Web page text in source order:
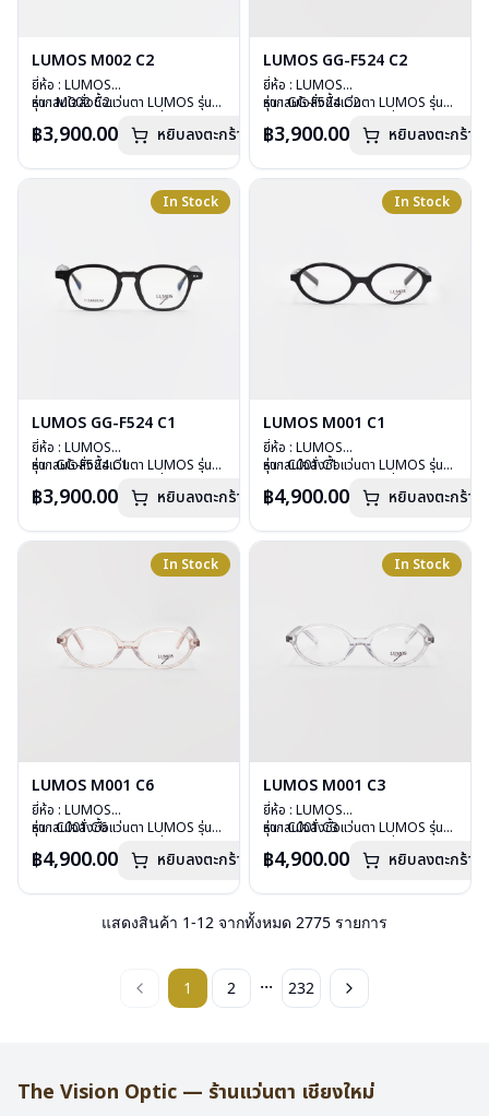
LUMOS M002 C2
ยี่ห้อ : LUMOS
รุ่น : M002 C2
เลนส์ : Demo Lens
น้ำหนัก : 20 กรัม
อุปกรณ์ : กล่องแว่น , ผ้าเช็ดแว่น
หากสนใจสั่งชื้อแว่นตา LUMOS รุ่น
กรุณาติดต่อเราคลิก
฿3,900.00 หยิบลงตะกร้า
LUMOS GG-F524 C2
ยี่ห้อ : LUMOS
รุ่น : GG-F524 C2
เลนส์ : Demo Lens
น้ำหนัก : 29 กรัม
อุปกรณ์ : กล่องแว่น , ผ้าเช็ดแว่น
หากสนใจสั่งชื้อแว่นตา LUMOS รุ่น
กรุณาติดต่อเราคลิก
฿3,900.00 หยิบลงตะกร้า
In Stock
LUMOS GG-F524 C1
ยี่ห้อ : LUMOS
รุ่น : GG-F524 C1
เลนส์ : Demo Lens
น้ำหนัก : 29 กรัม
อุปกรณ์ : กล่องแว่น , ผ้าเช็ดแว่น
หากสนใจสั่งชื้อแว่นตา LUMOS รุ่น
กรุณาติดต่อเราคลิก
฿3,900.00 หยิบลงตะกร้า
In Stock
LUMOS M001 C1
ยี่ห้อ : LUMOS
รุ่น : C001 C1
เลนส์ : Demo Lens
น้ำหนัก : 26 กรัม
อุปกรณ์ : กล่องแว่น , ผ้าเช็ดแว่น
หากสนใจสั่งชื้อแว่นตา LUMOS รุ่น
กรุณาติดต่อเราคลิก
฿4,900.00 หยิบลงตะกร้า
In Stock
LUMOS M001 C6
ยี่ห้อ : LUMOS
รุ่น : C001 C6
เลนส์ : Demo Lens
น้ำหนัก : 26 กรัม
อุปกรณ์ : กล่องแว่น , ผ้าเช็ดแว่น
การรับประกัน : 2 ปี
หากสนใจสั่งชื้อแว่นตา LUMOS รุ่น
กรุณาติดต่อเราคลิก
฿4,900.00 หยิบลงตะกร้า
In Stock
LUMOS M001 C3
ยี่ห้อ : LUMOS
รุ่น : C001 C3
เลนส์ : Demo Lens
น้ำหนัก : 26 กรัม
อุปกรณ์ : กล่องแว่น , ผ้าเช็ดแว่น
การรับประกัน : 2 ปี
หากสนใจสั่งชื้อแว่นตา LUMOS รุ่น
กรุณาติดต่อเราคลิก
฿4,900.00 หยิบลงตะกร้า
แสดงสินค้า 1-12 จากทั้งหมด 2775 รายการ
1 2 ... 232
The Vision Optic — ร้านแว่นตา เชียงใหม่